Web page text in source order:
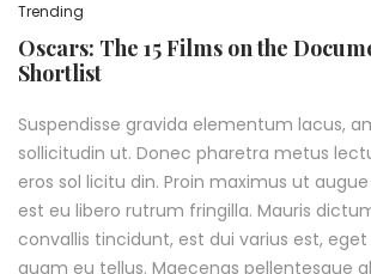
Trending
Oscars: The 15 Films on the
Shortlist
Suspendisse gravida elementum lacus,
sollicitudin ut. Donec pharetra metus
eros sol licitu din. Proin maximus ut
est eu libero rutrum fringilla. Mauris
convallis tincidunt, est dui varius est,
quam eu tellus. Maecenas pellentesque